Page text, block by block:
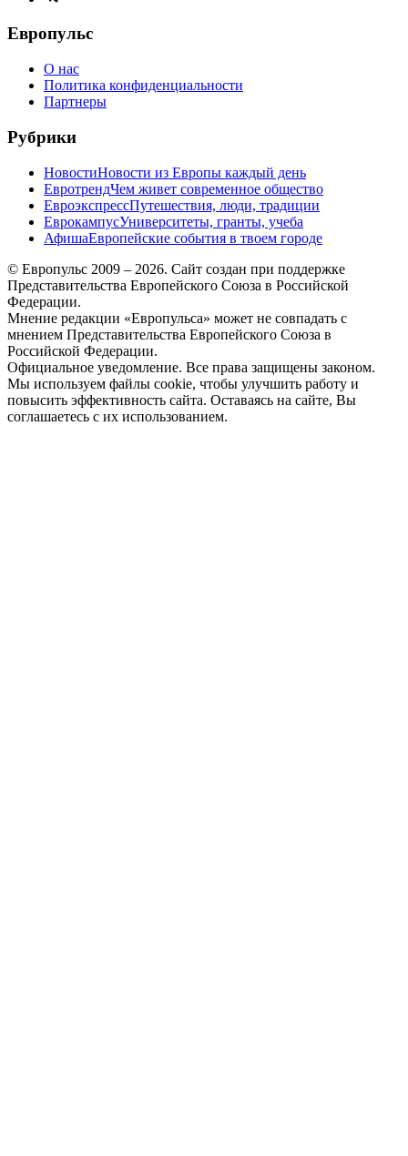
Европульс
О нас
Политика конфиденциальности
Партнеры
Рубрики
НовостиНовости из Европы каждый день
ЕвротрендЧем живет современное общество
ЕвроэкспрессПутешествия, люди, традиции
ЕврокампусУниверситеты, гранты, учеба
АфишаЕвропейские события в твоем городе
© Европульс 2009 – 2026. Сайт создан при поддержке
Представительства Европейского Союза в Российской
Федерации.
Мнение редакции «Европульса» может не совпадать с
мнением Представительства Европейского Союза в
Российской Федерации.
Официальное уведомление. Все права защищены законом.
Мы используем файлы cookie, чтобы улучшить работу и
повысить эффективность сайта. Оставаясь на сайте, Вы
соглашаетесь с их использованием.